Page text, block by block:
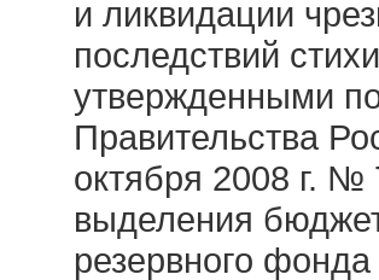
и ликвидации
последствий
утвержденными
Правительства
октября 2008 г.
выделения
резервного